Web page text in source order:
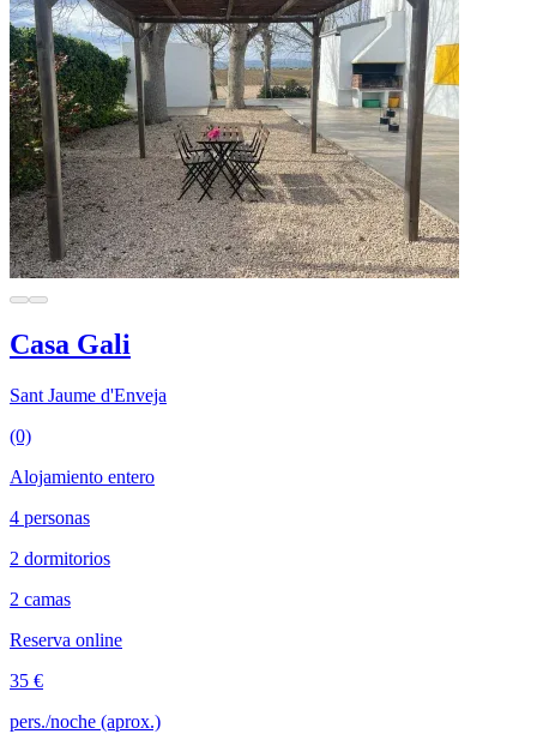
Casa Gali
Sant Jaume d'Enveja
(0)
Alojamiento entero
4 personas
2 dormitorios
2 camas
Reserva online
35 €
pers./noche (aprox.)